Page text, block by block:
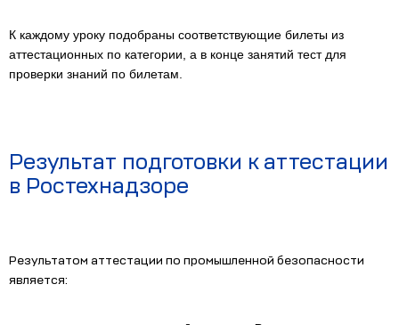
К каждому уроку подобраны соответствующие билеты из
аттестационных по категории, а в конце занятий тест для
проверки знаний по билетам.
Результат подготовки к аттестации
в Ростехнадзоре
Результатом аттестации по промышленной безопасности
является: